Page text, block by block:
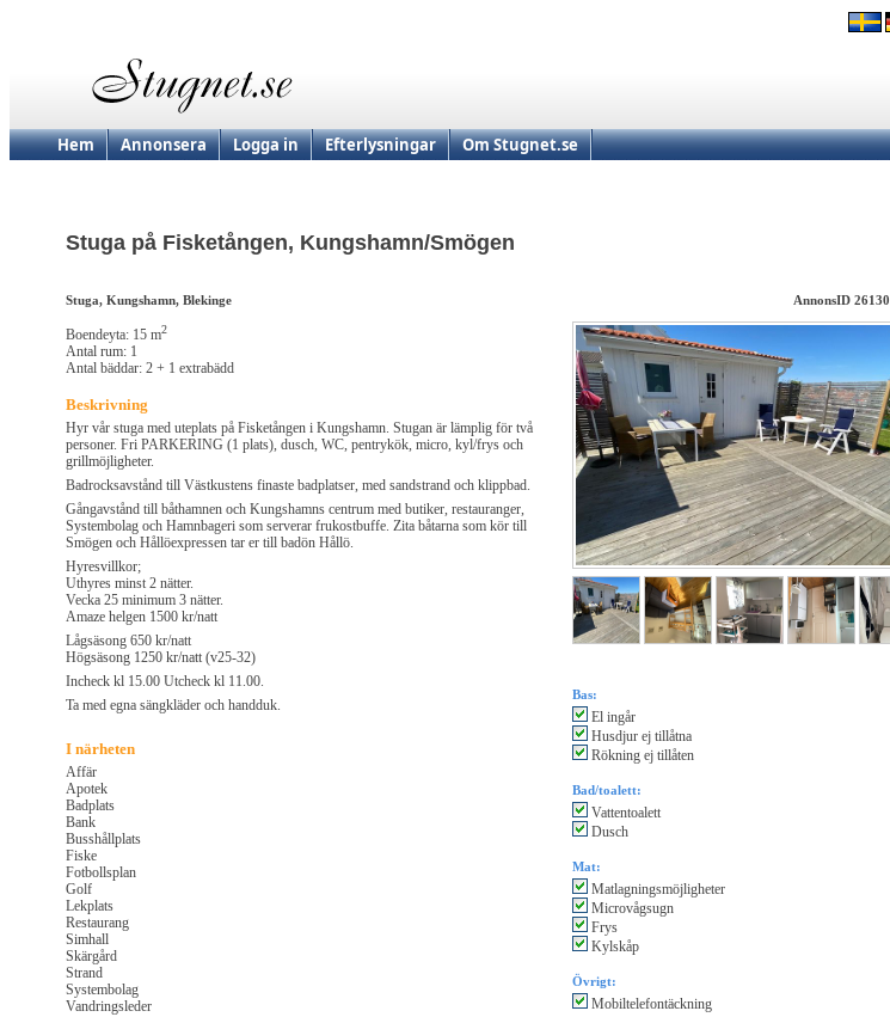
Hem Annonsera Logga in Efterlysningar Om Stugnet.se
Stuga på Fisketången, Kungshamn/Smögen
Stuga, Kungshamn, Blekinge AnnonsID 26130
Boendeyta: 15 m2
Antal rum: 1
Antal bäddar: 2 + 1 extrabädd
Beskrivning
Hyr vår stuga med uteplats på Fisketången i Kungshamn. Stugan är lämplig för två
personer. Fri PARKERING (1 plats), dusch, WC, pentrykök, micro, kyl/frys och
grillmöjligheter.
Badrocksavstånd till Västkustens finaste badplatser, med sandstrand och klippbad.
Gångavstånd till båthamnen och Kungshamns centrum med butiker, restauranger,
Systembolag och Hamnbageri som serverar frukostbuffe. Zita båtarna som kör till
Smögen och Hållöexpressen tar er till badön Hållö.
Hyresvillkor;
Uthyres minst 2 nätter.
Vecka 25 minimum 3 nätter.
Amaze helgen 1500 kr/natt
Lågsäsong 650 kr/natt
Högsäsong 1250 kr/natt (v25-32)
Incheck kl 15.00 Utcheck kl 11.00.
Ta med egna sängkläder och handduk.
I närheten
Affär
Apotek
Badplats
Bank
Busshållplats
Fiske
Fotbollsplan
Golf
Lekplats
Restaurang
Simhall
Skärgård
Strand
Systembolag
Vandringsleder
Bas:
El ingår
Husdjur ej tillåtna
Rökning ej tillåten
Bad/toalett:
Vattentoalett
Dusch
Mat:
Matlagningsmöjligheter
Microvågsugn
Frys
Kylskåp
Övrigt:
Mobiltelefontäckning